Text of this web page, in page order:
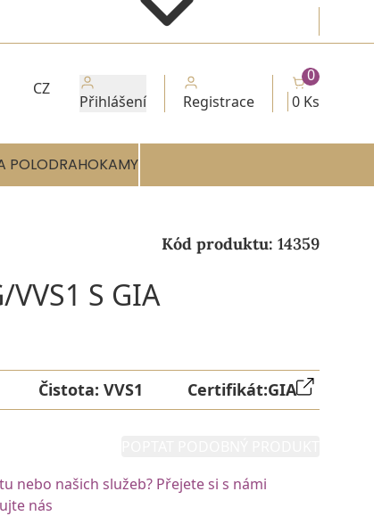
CZ
Přihlášení Registrace 0 Ks
0
POLODRAHOKAMY
Kód produktu: 14359
S GIA
Čistota:VVS1 Certifikát:GIA
nebo našich služeb? Přejete si s námi
nás